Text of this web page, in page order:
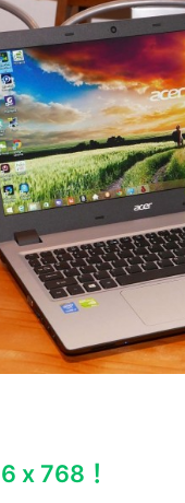
x 768！